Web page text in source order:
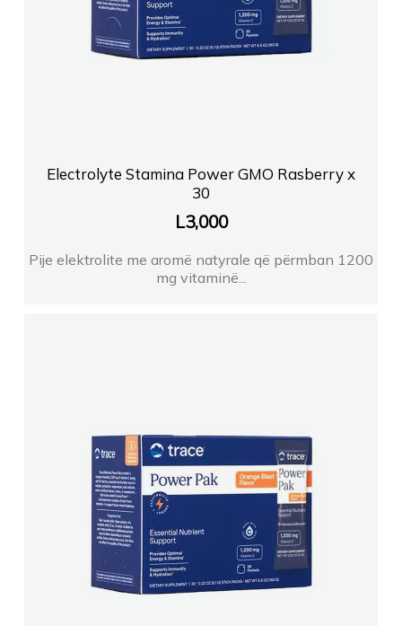
Electrolyte Stamina Power GMO Rasberry x
30
L3,000
Pije elektrolite me aromë natyrale që përmban 1200
mg vitaminë...